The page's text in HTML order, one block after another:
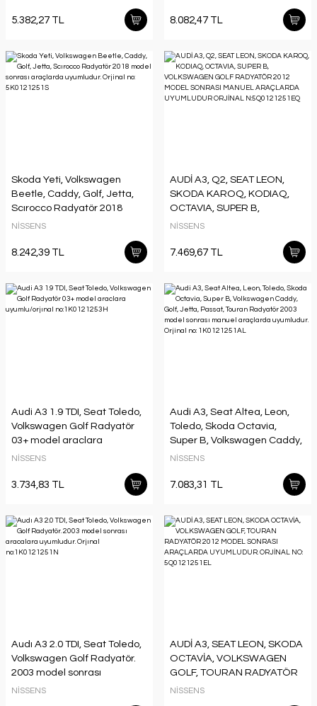
5.382,27 TL
2012 MODEL SONRASI
ARAÇLARDA UYUMLUDUR.
8.082,47 TL
Skoda Yeti, Volkswagen
Beetle, Caddy, Golf, Jetta,
Scırocco Radyatör 2018
model sonrası araçlarda
5K0121251S
NİSSENS
8.242,39 TL
AUDİ A3, Q2, SEAT LEON,
SKODA KAROQ, KODIAQ,
OCTAVIA, SUPER B,
VOLKSWAGEN GOLF
SONRASI MANUEL
ARAÇLARDA UYUMLUDUR
NİSSENS
7.469,67 TL
Audi A3 1.9 TDI, Seat Toledo,
Volkswagen Golf Radyatör
03+ model araclara
uyumlu/orjınal
NİSSENS
3.734,83 TL
Audi A3, Seat Altea, Leon,
Toledo, Skoda Octavia,
Super B, Volkswagen Caddy,
Golf, Jetta, Passat, Touran
manuel araçlarda
NİSSENS
7.083,31 TL
Audı A3 2.0 TDI, Seat Toledo,
Volkswagen Golf Radyatör.
2003 model sonrası
aracalara uyumludur. Orjınal
NİSSENS
AUDİ A3, SEAT LEON, SKODA
OCTAVİA, VOLKSWAGEN
GOLF, TOURAN RADYATÖR
2012 MODEL SONRASI
NİSSENS